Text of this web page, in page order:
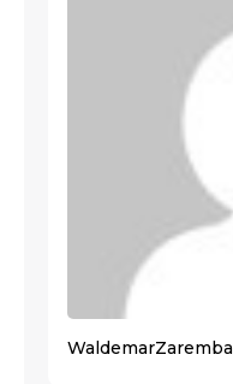
WaldemarZaremba